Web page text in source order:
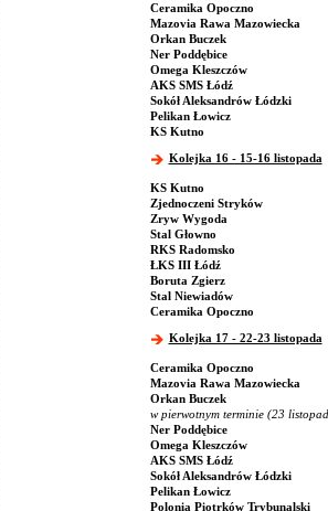
Ceramika Opoczno
Mazovia Rawa Mazowiecka
Orkan Buczek
Ner Poddębice
Omega Kleszczów
AKS SMS Łódź
Sokół Aleksandrów Łódzki
Pelikan Łowicz
KS Kutno
Kolejka 16 - 15-16 listopada
KS Kutno
Zjednoczeni Stryków
Zryw Wygoda
Stal Głowno
RKS Radomsko
ŁKS III Łódź
Boruta Zgierz
Stal Niewiadów
Ceramika Opoczno
Kolejka 17 - 22-23 listopada
Ceramika Opoczno
Mazovia Rawa Mazowiecka
Orkan Buczek
w pierwotnym terminie (23
Ner Poddębice
Omega Kleszczów
AKS SMS Łódź
Sokół Aleksandrów Łódzki
Pelikan Łowicz
Polonia Piotrków Trybunalski